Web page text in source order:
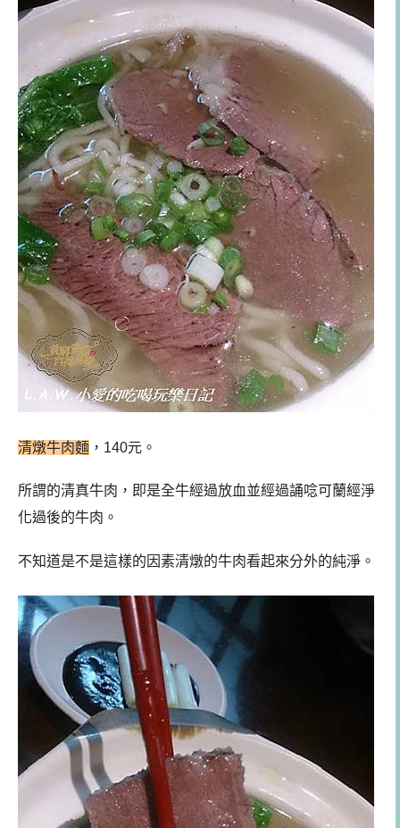
清燉牛肉麵 ，140元。
所謂的清真牛肉，即是全牛經過放血並經過誦唸可蘭經淨
化過後的牛肉。
不知道是不是這樣的因素清燉的牛肉看起來分外的純淨。